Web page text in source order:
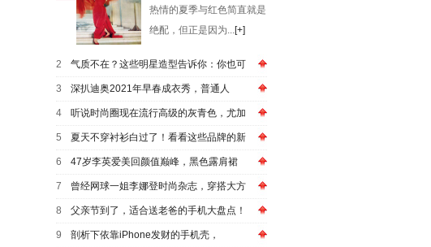
热情的夏季与红色简直就是
绝配，但正是因为...[+]
2 气质不在？这些明星造型告诉你：你也可
3 深扒迪奥2021年早春成衣秀，普通人
4 听说时尚圈现在流行高级的灰青色，尤加
5 夏天不穿衬衫白过了！看看这些品牌的新
6 47岁李英爱美回颜值巅峰，黑色露肩裙
7 曾经网球一姐李娜登时尚杂志，穿搭大方
8 父亲节到了，适合送老爸的手机大盘点！
9 剖析下依靠iPhone发财的手机壳，